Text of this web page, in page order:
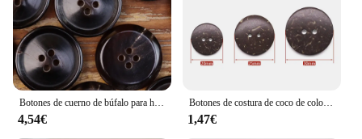
4,54€
Botones de costura de coco de color Natural respetuoso con el medio ambiente, botón de 2 agujeros, accesorios de costura para álbum de recortes de ropa, bricolaje, 30 unidades por lote, nuevo
1,47€